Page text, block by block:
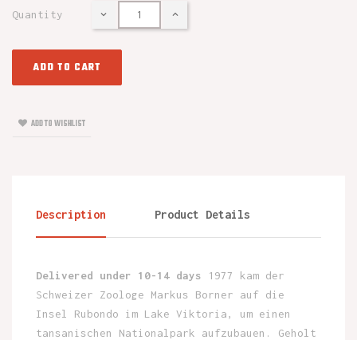
Quantity
ADD TO CART
ADD TO WISHLIST
Description Product Details
Delivered under 10-14 days 1977 kam der
Schweizer Zoologe Markus Borner auf die
Insel Rubondo im Lake Viktoria, um einen
tansanischen Nationalpark aufzubauen. Geholt